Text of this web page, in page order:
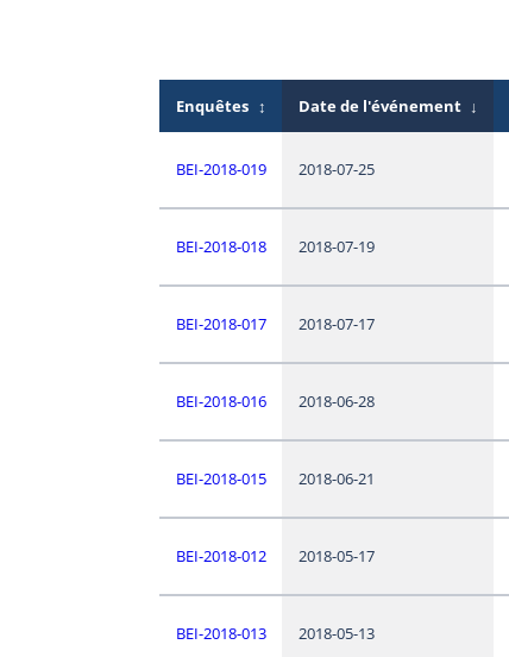
Enquêtes ↕ Date de l'événement ↓
BEI-2018-019 2018-07-25
BEI-2018-018 2018-07-19
BEI-2018-017 2018-07-17
BEI-2018-016 2018-06-28
BEI-2018-015 2018-06-21
BEI-2018-012 2018-05-17
BEI-2018-013 2018-05-13